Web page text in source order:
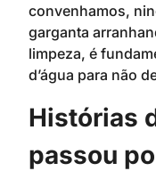
convenhamos,
garganta
limpeza, é
d’água para não
Histórias
passou